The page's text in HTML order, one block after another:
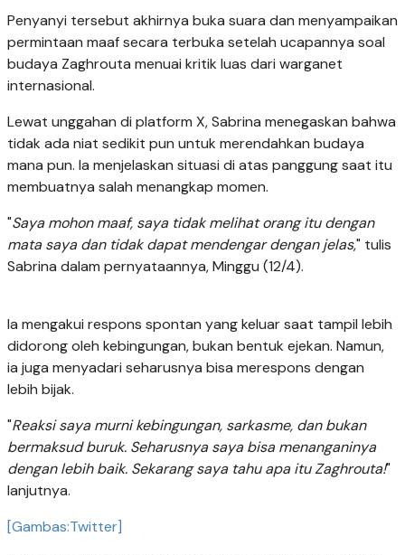
Penyanyi tersebut akhirnya buka suara dan menyampaikan
permintaan maaf secara terbuka setelah ucapannya soal
budaya Zaghrouta menuai kritik luas dari warganet
internasional.
Lewat unggahan di platform X, Sabrina menegaskan bahwa
tidak ada niat sedikit pun untuk merendahkan budaya
mana pun. Ia menjelaskan situasi di atas panggung saat itu
membuatnya salah menangkap momen.
"Saya mohon maaf, saya tidak melihat orang itu dengan
mata saya dan tidak dapat mendengar dengan jelas," tulis
Sabrina dalam pernyataannya, Minggu (12/4).
Ia mengakui respons spontan yang keluar saat tampil lebih
didorong oleh kebingungan, bukan bentuk ejekan. Namun,
ia juga menyadari seharusnya bisa merespons dengan
lebih bijak.
"Reaksi saya murni kebingungan, sarkasme, dan bukan
bermaksud buruk. Seharusnya saya bisa menanganinya
dengan lebih baik. Sekarang saya tahu apa itu Zaghrouta!"
lanjutnya.
[Gambas:Twitter]